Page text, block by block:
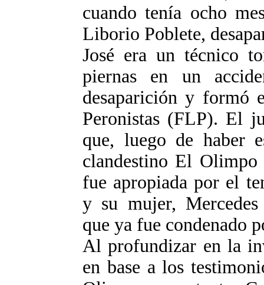
cuando tenía ocho
Liborio Poblete,
José era un técnico
piernas en un
desaparición y formó
Peronistas (FLP). El
que, luego de haber
clandestino El Olimpo
fue apropiada por el
y su mujer,
que ya fue condenado
Al profundizar en la
en base a los